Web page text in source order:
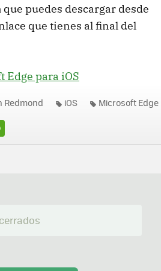
que puedes descargar desde
que tienes al final del
Edge para iOS
Redmond iOS Microsoft Edge